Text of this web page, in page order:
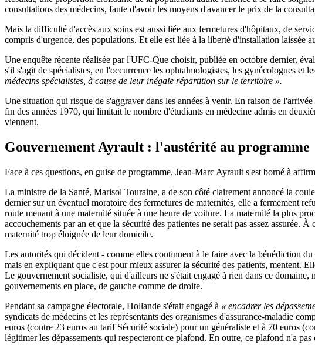
consultations des médecins, faute d'avoir les moyens d'avancer le prix de la
Mais la difficulté d'accès aux soins est aussi liée aux fermetures d'hôpitaux, de
compris d'urgence, des populations. Et elle est liée à la liberté d'installation laissée
Une enquête récente réalisée par l'UFC-Que choisir, publiée en octobre dernier,
s'il s'agit de spécialistes, en l'occurrence les ophtalmologistes, les gynécologues et
médecins spécialistes, à cause de leur inégale répartition sur le territoire ».
Une situation qui risque de s'aggraver dans les années à venir. En raison de
fin des années 1970, qui limitait le nombre d'étudiants en médecine admis en
viennent.
Gouvernement Ayrault : l'austérité au programme
Face à ces questions, en guise de programme, Jean-Marc Ayrault s'est borné à
La ministre de la Santé, Marisol Touraine, a de son côté clairement annoncé la
dernier sur un éventuel moratoire des fermetures de maternités, elle a fermement
route menant à une maternité située à une heure de voiture. La maternité la plus
accouchements par an et que la sécurité des patientes ne serait pas assez assurée.
maternité trop éloignée de leur domicile.
Les autorités qui décident - comme elles continuent à le faire avec la bénédiction
mais en expliquant que c'est pour mieux assurer la sécurité des patients, mentent.
Le gouvernement socialiste, qui d'ailleurs ne s'était engagé à rien dans ce
gouvernements en place, de gauche comme de droite.
Pendant sa campagne électorale, Hollande s'était engagé à « encadrer les
syndicats de médecins et les représentants des organismes d'assurance-maladie
euros (contre 23 euros au tarif Sécurité sociale) pour un généraliste et à 70 euros
légitimer les dépassements qui respecteront ce plafond. En outre, ce plafond n'a